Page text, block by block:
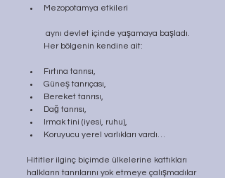
Mezopotamya etkileri
Her bölgenin kendine ait:
Fırtına tanrısı,
Güneş tanrıçası,
Bereket tanrısı,
Dağ tanrısı,
Irmak tini (iyesi, ruhu),
Koruyucu yerel varlıkları vardı…
Hititler ilginç biçimde ülkelerine kattıkları
halkların tanrılarını yok etmeye çalışmadılar